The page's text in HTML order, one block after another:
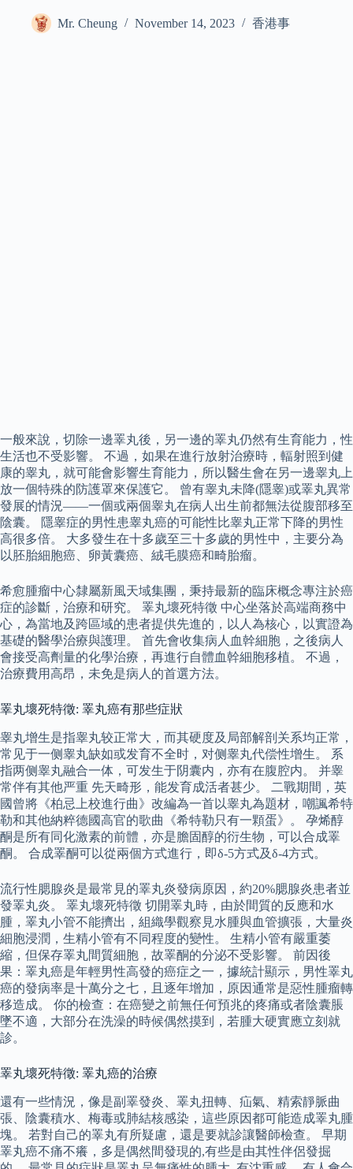
Mr. Cheung November 14, 2023 香港事
一般來說，切除一邊睪丸後，另一邊的睪丸仍然有生育能力，性
生活也不受影響。 不過，如果在進行放射治療時，輻射照到健
康的睾丸，就可能會影響生育能力，所以醫生會在另一邊睾丸上
放一個特殊的防護罩來保護它。 曾有睾丸未降(隱睾)或睪丸異常
發展的情況——一個或兩個睾丸在病人出生前都無法從腹部移至
陰囊。 隱睾症的男性患睾丸癌的可能性比睾丸正常下降的男性
高很多倍。 大多發生在十多歲至三十多歲的男性中，主要分為
以胚胎細胞癌、卵黃囊癌、絨毛膜癌和畸胎瘤。
希愈腫瘤中心隸屬新風天域集團，秉持最新的臨床概念專注於癌
症的診斷，治療和研究。 睪丸壞死特徵 中心坐落於高端商務中
心，為當地及跨區域的患者提供先進的，以人為核心，以實證為
基礎的醫學治療與護理。 首先會收集病人血幹細胞，之後病人
會接受高劑量的化學治療，再進行自體血幹細胞移植。 不過，
治療費用高昂，未免是病人的首選方法。
睪丸壞死特徵: 睪丸癌有那些症狀
睾丸增生是指睾丸较正常大，而其硬度及局部解剖关系均正常，
常见于一侧睾丸缺如或发育不全时，对侧睾丸代偿性增生。 系
指两侧睾丸融合一体，可发生于阴囊内，亦有在腹腔内。 并睾
常伴有其他严重 先天畸形，能发育成活者甚少。 二戰期間，英
國曾將《柏忌上校進行曲》改編為一首以睾丸為題材，嘲諷希特
勒和其他納粹德國高官的歌曲《希特勒只有一顆蛋》。 孕烯醇
酮是所有同化激素的前體，亦是膽固醇的衍生物，可以合成睪
酮。 合成睪酮可以從兩個方式進行，即δ-5方式及δ-4方式。
流行性腮腺炎是最常見的睪丸炎發病原因，約20%腮腺炎患者並
發睪丸炎。 睪丸壞死特徵 切開睪丸時，由於間質的反應和水
腫，睪丸小管不能擠出，組織學觀察見水腫與血管擴張，大量炎
細胞浸潤，生精小管有不同程度的變性。 生精小管有嚴重萎
縮，但保存睪丸間質細胞，故睪酮的分泌不受影響。 前因後
果：睪丸癌是年輕男性高發的癌症之一，據統計顯示，男性睪丸
癌的發病率是十萬分之七，且逐年增加，原因通常是惡性腫瘤轉
移造成。 你的檢查：在癌變之前無任何預兆的疼痛或者陰囊脹
墜不適，大部分在洗澡的時候偶然摸到，若腫大硬實應立刻就
診。
睪丸壞死特徵: 睪丸癌的治療
還有一些情況，像是副睪發炎、睪丸扭轉、疝氣、精索靜脈曲
張、陰囊積水、梅毒或肺結核感染，這些原因都可能造成睪丸腫
塊。 若對自己的睪丸有所疑慮，還是要就診讓醫師檢查。 早期
睪丸癌不痛不癢，多是偶然間發現的,有些是由其性伴侶發掘